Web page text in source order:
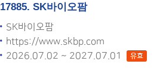
17885. SK바이오팜
SK바이오팜
https://www.skbp.com
2026.07.02 ~ 2027.07.01
유효